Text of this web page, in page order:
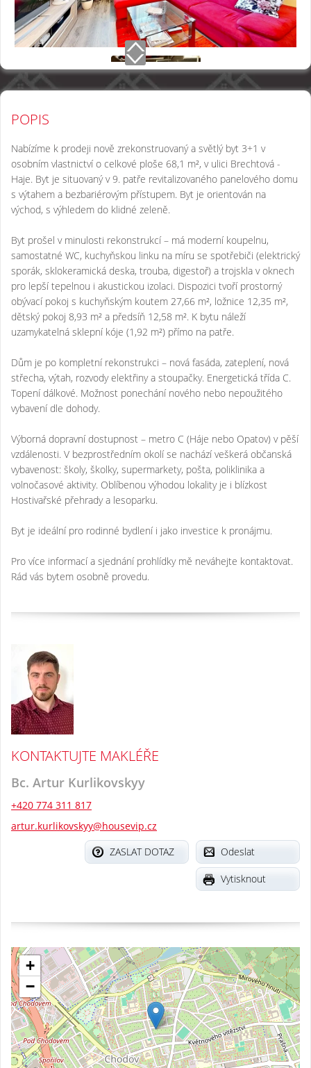
POPIS
Nabízíme k prodeji nově zrekonstruovaný a světlý byt 3+1 v
osobním vlastnictví o celkové ploše 68,1 m², v ulici Brechtová -
Haje. Byt je situovaný v 9. patře revitalizovaného panelového domu
s výtahem a bezbariérovým přístupem. Byt je orientován na
východ, s výhledem do klidné zeleně.
Byt prošel v minulosti rekonstrukcí – má moderní koupelnu,
samostatné WC, kuchyňskou linku na míru se spotřebiči (elektrický
sporák, sklokeramická deska, trouba, digestoř) a trojskla v oknech
pro lepší tepelnou i akustickou izolaci. Dispozici tvoří prostorný
obývací pokoj s kuchyňským koutem 27,66 m², ložnice 12,35 m²,
dětský pokoj 8,93 m² a předsíň 12,58 m². K bytu náleží
uzamykatelná sklepní kóje (1,92 m²) přímo na patře.
Dům je po kompletní rekonstrukci – nová fasáda, zateplení, nová
střecha, výtah, rozvody elektřiny a stoupačky. Energetická třída C.
Topení dálkové. Možnost ponechání nového nebo nepoužitého
vybavení dle dohody.
Výborná dopravní dostupnost – metro C (Háje nebo Opatov) v pěší
vzdálenosti. V bezprostředním okolí se nachází veškerá občanská
vybavenost: školy, školky, supermarkety, pošta, poliklinika a
volnočasové aktivity. Oblíbenou výhodou lokality je i blízkost
Hostivařské přehrady a lesoparku.
Byt je ideální pro rodinné bydlení i jako investice k pronájmu.
Pro více informací a sjednání prohlídky mě neváhejte kontaktovat.
Rád vás bytem osobně provedu.
KONTAKTUJTE MAKLÉŘE
Bc. Artur Kurlikovskyy
+420 774 311 817
artur.kurlikovskyy@housevip.cz
Odeslat
ZASLAT DOTAZ
Vytisknout
+
−